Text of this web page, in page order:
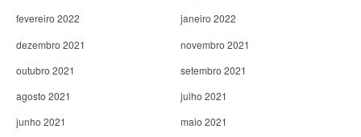
fevereiro 2022
janeiro 2022
dezembro 2021
novembro 2021
outubro 2021
setembro 2021
agosto 2021
julho 2021
junho 2021
maio 2021